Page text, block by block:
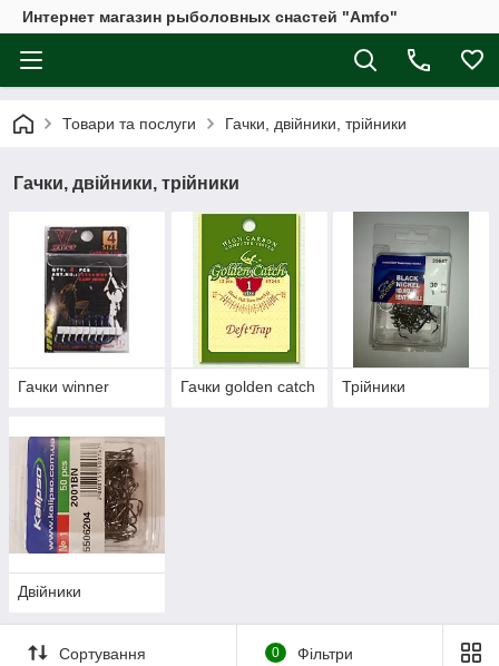
Интернет магазин рыболовных снастей "Amfo"
Товари та послуги Гачки, двійники, трійники
Гачки, двійники, трійники
Гачки winner Гачки golden catch Трійники
Двійники
Сортування 0 Фільтри